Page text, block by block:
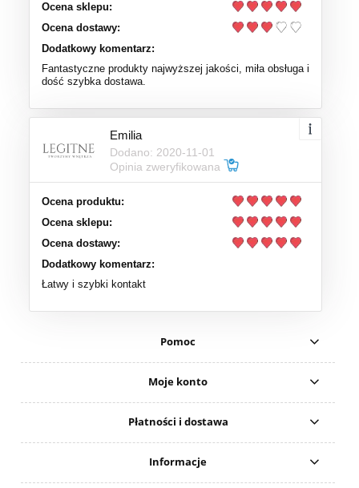
Ocena sklepu:
Ocena dostawy:
Dodatkowy komentarz:
Fantastyczne produkty najwyższej jakości, miła obsługa i
dość szybka dostawa.
Emilia
Dodano: 2020-11-01
Opinia zweryfikowana
Ocena produktu:
Ocena sklepu:
Ocena dostawy:
Dodatkowy komentarz:
Łatwy i szybki kontakt
Pomoc
Moje konto
Płatności i dostawa
Informacje